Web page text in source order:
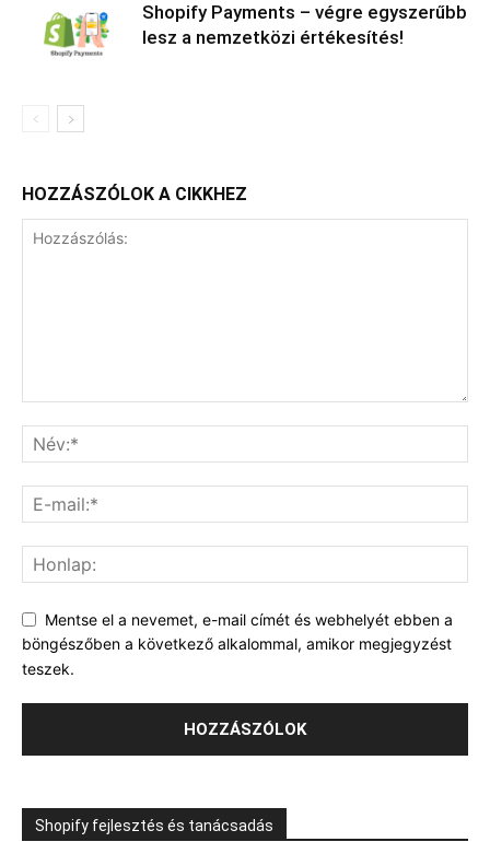
Shopify Payments – végre egyszerűbb
lesz a nemzetközi értékesítés!
HOZZÁSZÓLOK A CIKKHEZ
Mentse el a nevemet, e-mail címét és webhelyét ebben a
böngészőben a következő alkalommal, amikor megjegyzést
teszek.
Shopify fejlesztés és tanácsadás